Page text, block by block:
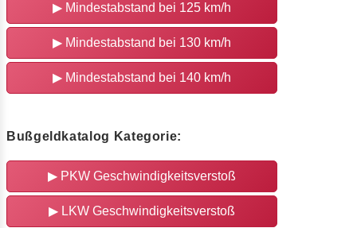
▶ Mindestabstand bei 125 km/h
▶ Mindestabstand bei 130 km/h
▶ Mindestabstand bei 140 km/h
Bußgeldkatalog Kategorie:
▶ PKW Geschwindigkeitsverstoß
▶ LKW Geschwindigkeitsverstoß